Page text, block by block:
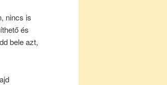
nincs is
és
bele azt,